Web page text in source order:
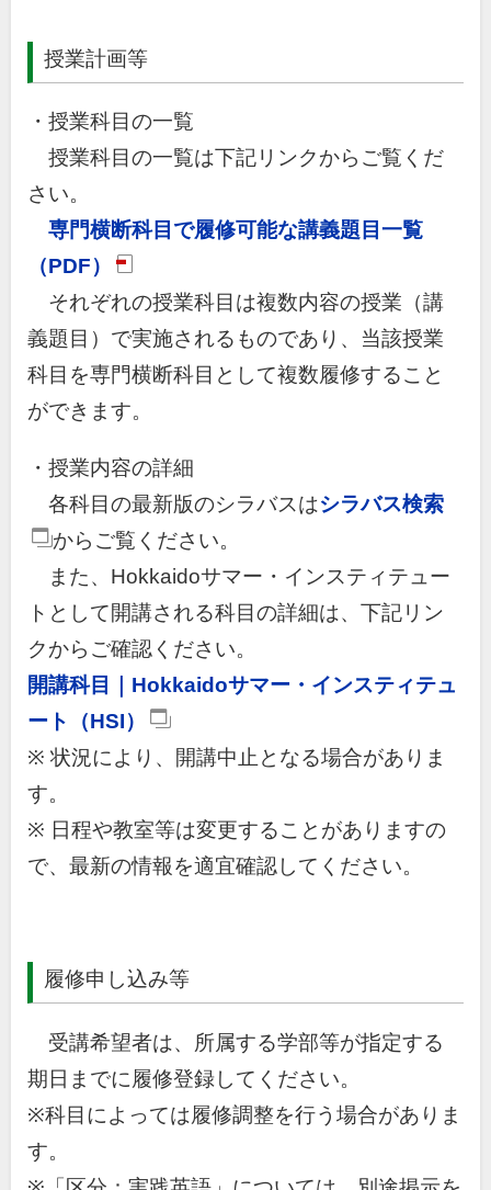
授業計画等
・授業科目の一覧
授業科目の一覧は下記リンクからご覧くだ
さい。
専門横断科目で履修可能な講義題目一覧
（PDF）
それぞれの授業科目は複数内容の授業（講
義題目）で実施されるものであり、当該授業
科目を専門横断科目として複数履修すること
ができます。
・授業内容の詳細
各科目の最新版のシラバスはシラバス検索
からご覧ください。
また、Hokkaidoサマー・インスティテュー
トとして開講される科目の詳細は、下記リン
クからご確認ください。
開講科目｜Hokkaidoサマー・インスティテュ
ート（HSI）
※ 状況により、開講中止となる場合がありま
す。
※ 日程や教室等は変更することがありますの
で、最新の情報を適宜確認してください。
履修申し込み等
受講希望者は、所属する学部等が指定する
期日までに履修登録してください。
※科目によっては履修調整を行う場合がありま
す。